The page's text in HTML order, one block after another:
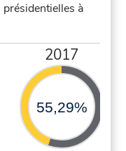
à
2017
55,29%